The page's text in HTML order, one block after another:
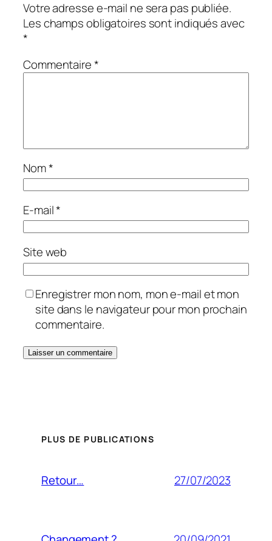
Votre adresse e-mail ne sera pas publiée.
Les champs obligatoires sont indiqués avec
*
Commentaire*
Nom*
E-mail*
Site web
Enregistrer mon nom, mon e-mail et mon
site dans le navigateur pour mon prochain
commentaire.
PLUS DE PUBLICATIONS
Retour… 27/07/2023